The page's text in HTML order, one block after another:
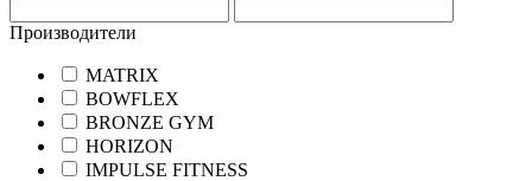
Производители
MATRIX
BOWFLEX
BRONZE GYM
HORIZON
IMPULSE FITNESS